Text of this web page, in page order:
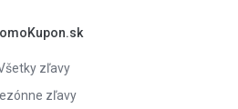
zľavy
zľavy